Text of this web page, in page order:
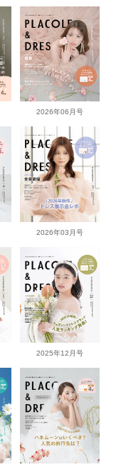
2026年06月号
2026年03月号
2025年12月号